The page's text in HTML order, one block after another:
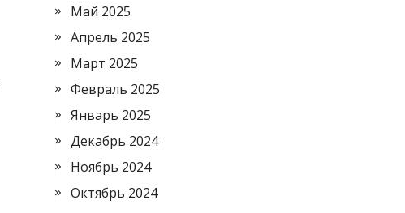
Май 2025
Апрель 2025
Март 2025
Февраль 2025
Январь 2025
Декабрь 2024
Ноябрь 2024
Октябрь 2024